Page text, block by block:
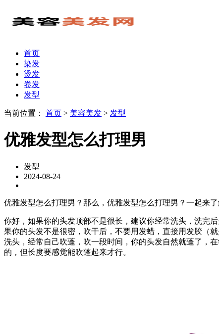
首页
染发
烫发
卷发
发型
当前位置： 首页 > 美容美发 > 发型
优雅发型怎么打理男
发型
2024-08-24
优雅发型怎么打理男？那么，优雅发型怎么打理男？一起来了
你好，如果你的头发顶部不是很长，建议你经常洗头，洗完
果你的头发不是很密，吹干后，不要用发蜡，直接用发胶（
洗头，经常自己吹蓬，吹一段时间，你的头发自然就蓬了，
的，但长度要感觉能吹蓬起来才行。